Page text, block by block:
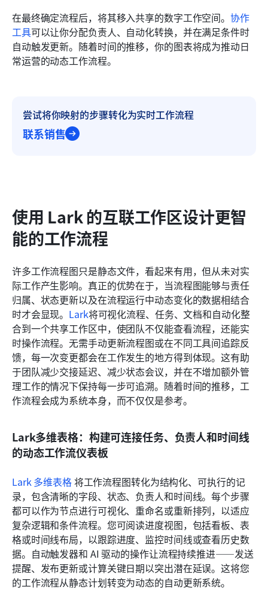
在最终确定流程后，将其移入共享的数字工作空间。协作
工具可以让你分配负责人、自动化转换，并在满足条件时
自动触发更新。随着时间的推移，你的图表将成为推动日
常运营的动态工作流程。
尝试将你映射的步骤转化为实时工作流程
联系销售
使用 Lark 的互联工作区设计更智
能的工作流程
许多工作流程图只是静态文件，看起来有用，但从未对实
际工作产生影响。真正的优势在于，当流程图能够与责任
归属、状态更新以及在流程运行中动态变化的数据相结合
时才会显现。 Lark将可视化流程、任务、文档和自动化整
合到一个共享工作区中，使团队不仅能查看流程，还能实
时操作流程。无需手动更新流程图或在不同工具间追踪反
馈，每一次变更都会在工作发生的地方得到体现。这有助
于团队减少交接延迟、减少状态会议，并在不增加额外管
理工作的情况下保持每一步可追溯。随着时间的推移，工
作流程会成为系统本身，而不仅仅是参考。
Lark多维表格：构建可连接任务、负责人和时间线
的动态工作流仪表板
Lark 多维表格 将工作流程图转化为结构化、可执行的记
录，包含清晰的字段、状态、负责人和时间线。每个步骤
都可以作为节点进行可视化、重命名或重新排列，以适应
复杂逻辑和条件流程。您可阅读进度视图，包括看板、表
格或时间线布局，以跟踪进度、监控时间线或查看历史数
据。自动触发器和 AI 驱动的操作让流程持续推进——发送
提醒、发布更新或计算关键日期以突出潜在延误。这将您
的工作流程从静态计划转变为动态的自动更新系统。